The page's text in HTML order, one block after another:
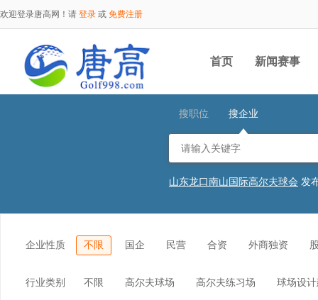
欢迎登录唐高网！请 登录 或 免费注册
首页 新闻赛事
搜职位 搜企业
山东龙口南山国际高尔夫球会 发
江苏南京钟山国际高尔夫俱乐部
广东金立高尔夫体育发展有限公司
企业性质 不限 国企 民营 合资 外商独资
行业类别 不限 高尔夫球场 高尔夫练习场 球场设